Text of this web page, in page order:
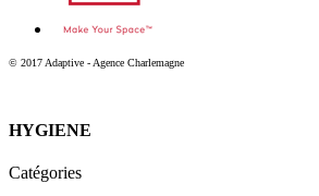
© 2017 Adaptive - Agence Charlemagne
HYGIENE
Catégories